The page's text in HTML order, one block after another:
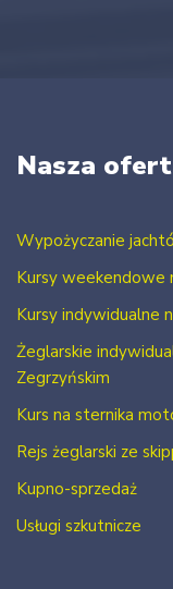
Nasza
Wypożyczanie
Kursy weekendowe
Kursy indywidualne
Żeglarskie
Zegrzyńskim
Kurs na sternika
Rejs żeglarski ze
Kupno-sprzedaż
Usługi szkutnicze